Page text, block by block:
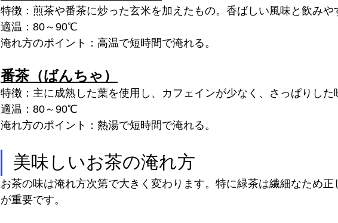
特徴：煎茶や番茶に炒った玄米を加えたもの。香ばしい風味と飲みや
適温：80～90℃
淹れ方のポイント：高温で短時間で淹れる。
番茶（ばんちゃ）
特徴：主に成熟した葉を使用し、カフェインが少なく、さっぱりした
適温：80～90℃
淹れ方のポイント：熱湯で短時間で淹れる。
美味しいお茶の淹れ方
お茶の味は淹れ方次第で大きく変わります。特に緑茶は繊細なため正
が重要です。